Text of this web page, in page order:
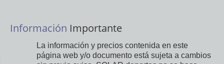
Información Importante
La información y precios contenida en este
página web y/o documento está sujeta a cambios